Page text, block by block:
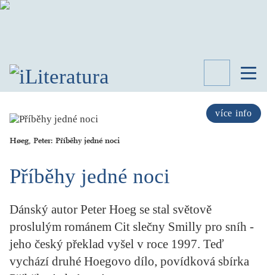
více info
SPISOVATELÉ
KNIHY
LITERATURY
KATEGORIE
STUDIE
PORTRÉT
Høeg, Peter: Příběhy jedné noci
Příběhy jedné noci
Dánský autor Peter Hoeg se stal světově
proslulým románem Cit slečny Smilly pro sníh -
jeho český překlad vyšel v roce 1997. Teď
vychází druhé Hoegovo dílo, povídková sbírka